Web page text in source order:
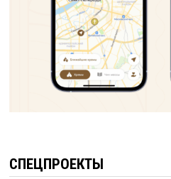
СПЕЦПРОЕКТЫ